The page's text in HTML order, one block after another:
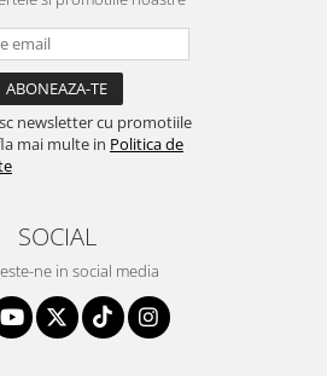
newsletter cu promotiile
mai multe in Politica de
SOCIAL
ne in social media